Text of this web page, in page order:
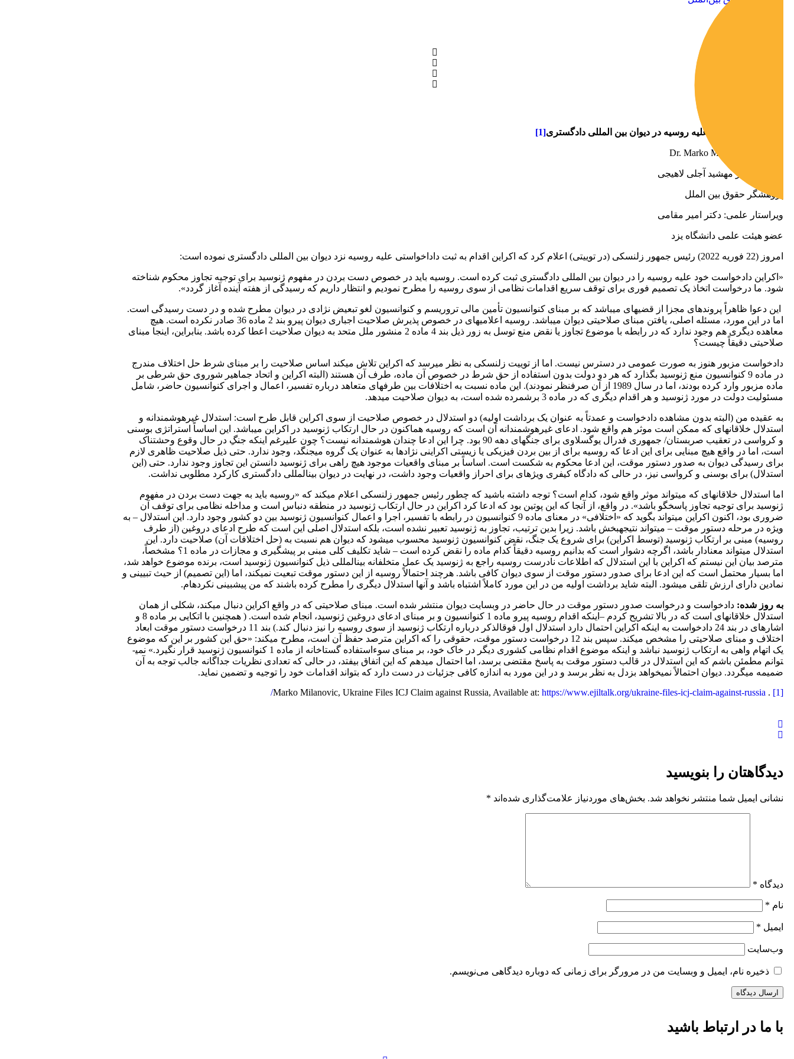
طرح دعوای اکراین علیه روسیه در دیوان بین ­المللی دادگستری[1]
مترجم: دکتر مهشید آجلی لاهیجی
پژوهشگر حقوق بین ­الملل
ویراستار علمی: دکتر امیر مقامی
عضو هیئت علمی دانشگاه یزد
امروز (22 فوریه 2022) رئیس جمهور زلنسکی (در توییتی) اعلام کرد که اکراین اقدام به ثبت داداخواستی علیه روسیه نزد دیوان بین ­المللی دادگستری نموده است:
«اکراین دادخواست خود علیه روسیه را در دیوان بین ­المللی دادگستری ثبت کرده است. روسیه باید در خصوص دست بردن در مفهوم ژنوسید برای توجیه تجاوز محکوم شناخته
شود. ما درخواست اتخاذ یک تصمیم فوری برای توقف سریع اقدامات نظامی از سوی روسیه را مطرح نمودیم و انتظار داریم که رسیدگی از هفته آینده آغاز گردد».
این دعوا ظاهراً پرونده­ای مجزا از قضیه­ای می­باشد که بر مبنای کنوانسیون­ تأمین مالی تروریسم و کنوانسیون لغو تبعیض نژادی در دیوان مطرح شده و در دست رسیدگی است.
اما در این مورد، مسئله اصلی، یافتن مبنای صلاحیتی دیوان می­باشد. روسیه اعلامیه­ای در خصوص پذیرش صلاحیت اجباری دیوان پیرو بند 2 ماده 36 صادر نکرده است. هیچ
معاهده دیگری هم وجود ندارد که در رابطه با موضوع تجاوز یا نقض منع توسل به زور ذیل بند 4 ماده 2 منشور ملل متحد به دیوان صلاحیت اعطا کرده باشد. بنابراین، اینجا مبنای
صلاحیتی دقیقاً چیست؟
دادخواست مزبور هنوز به صورت عمومی در دسترس نیست. اما از توییت زلنسکی به نظر می­رسد که اکراین تلاش می­کند اساس صلاحیت را بر مبنای شرط حل اختلاف مندرج
در ماده 9 کنوانسیون منع ژنوسید بگذارد که هر دو دولت بدون استفاده از حق شرط در خصوص آن ماده، طرف آن هستند (البته اکراین و اتحاد جماهیر شوروی حق شرطی بر
ماده مزبور وارد کرده بودند، اما در سال 1989 از آن صرفنظر نمودند). این ماده نسبت به اختلافات بین طرف­های متعاهد درباره تفسیر، اعمال و اجرای کنوانسیون حاضر، شامل
مسئولیت دولت در مورد ژنوسید و هر اقدام دیگری که در ماده 3 برشمرده شده است، به دیوان صلاحیت می­دهد.
به عقیده من (البته بدون مشاهده دادخواست و عمدتاً به عنوان یک برداشت اولیه) دو استدلال در خصوص صلاحیت از سوی اکراین قابل طرح است: استدلال غیرهوشمندانه و
استدلال خلاقانه­ای که ممکن است موثر هم واقع شود. ادعای غیرهوشمندانه آن است که روسیه هم­اکنون در حال ارتکاب ژنوسید در اکراین می­باشد. این اساساً استراتژی بوسنی
و کرواسی در تعقیب صربستان/ جمهوری فدرال یوگسلاوی برای جنگ­های دهه 90 بود. چرا این ادعا چندان هوشمندانه نیست؟ چون علی­رغم اینکه جنگِ در حال وقوع وحشتناک
است، اما در واقع هیچ مبنایی برای این ادعا که روسیه برای از بین بردن فیزیکی یا زیستی اکراینی نژادها به عنوان یک گروه می­جنگد، وجود ندارد. حتی ذیل صلاحیت ظاهری لازم
برای رسیدگی دیوان به صدور دستور موقت، این ادعا محکوم به شکست است. اساساً بر مبنای واقعیات موجود هیچ راهی برای ژنوسید دانستن این تجاوز وجود ندارد. حتی (این
استدلال) برای بوسنی و کرواسی نیز، در حالی که دادگاه کیفری ویژه­ای برای احراز واقعیات وجود داشت، در نهایت در دیوان بین­المللی دادگستری کارکرد مطلوبی نداشت.
اما استدلال خلاقانه­ای که می­تواند موثر واقع شود، کدام است؟ توجه داشته باشید که چطور رئیس جمهور زلنسکی اعلام می­کند که «روسیه باید به جهت دست بردن در مفهوم
ژنوسید برای توجیه تجاوز پاسخگو باشد». در واقع، از آنجا که این پوتین بود که ادعا کرد اکراین در حال ارتکاب ژنوسید در منطقه دنباس است و مداخله نظامی برای توقف آن
ضروری بود، اکنون اکراین می­تواند بگوید که «اختلافی» در معنای ماده 9 کنوانسیون در رابطه با تفسیر، اجرا و اعمال کنوانسیون ژنوسید بین دو کشور وجود دارد. این استدلال – به
ویژه در مرحله دستور موقت – می­تواند نتیجه­بخش باشد. زیرا بدین ترتیب، تجاوز به ژنوسید تعبیر نشده است، بلکه استدلال اصلی این است که طرح ادعای دروغین (از طرف
روسیه) مبنی بر ارتکاب ژنوسید (توسط اکراین) برای شروع یک جنگ، نقض کنوانسیون ژنوسید محسوب می­شود که دیوان هم نسبت به (حل اختلافات آن) صلاحیت دارد. این
استدلال می­تواند معنادار باشد، اگرچه دشوار است که بدانیم روسیه دقیقاً کدام ماده را نقض کرده است – شاید تکلیف کلی مبنی بر پیشگیری و مجازات در ماده 1؟ مشخصاً،
مترصد بیان این نیستم که اکراین با این استدلال که اطلاعات نادرست روسیه راجع به ژنوسید یک عمل متخلفانه بین­المللی ذیل کنوانسیون ژنوسید است، برنده موضوع خواهد شد،
اما بسیار محتمل است که این ادعا برای صدور دستور موقت از سوی دیوان کافی باشد. هرچند احتمالاً روسیه از این دستور موقت تبعیت نمی­کند، اما (این تصمیم) از حیث تبیینی و
نمادین دارای ارزش تلقی می­شود. البته شاید برداشت اولیه من در این مورد کاملاً اشتباه باشد و آنها استدلال دیگری را مطرح کرده باشند که من پیش­بینی نکرده­ام.
به روز شده: دادخواست و درخواست صدور دستور موقت در حال حاضر در وبسایت دیوان منتشر شده است. مبنای صلاحیتی که در واقع اکراین دنبال می­کند، شکلی از همان
استدلال خلاقانه­ای است که در بالا تشریح کردم –اینکه اقدام روسیه پیرو ماده 1 کنوانسیون و بر مبنای ادعای دروغین ژنوسید، انجام شده است. ( همچنین با اتکایی بر ماده 8 و
اشاره­ای در بند 24 دادخواست به اینکه اکراین احتمال دارد استدلال اول فوق­الذکر درباره ارتکاب ژنوسید از سوی روسیه را نیز دنبال کند.) بند 11 درخواست دستور موقت ابعاد
اختلاف و مبنای صلاحیتی را مشخص می­کند. سپس بند 12 درخواست دستور موقت، حقوقی را که اکراین مترصد حفظ آن است، مطرح می­کند: «حق این کشور بر این که موضوع
یک اتهام واهی به ارتکاب ژنوسید نباشد و اینکه موضوع اقدام نظامی کشوری دیگر در خاک خود، بر مبنای سوءاستفاده گستاخانه از ماده 1 کنوانسیون ژنوسید قرار نگیرد.» نمی­
توانم مطمئن باشم که این استدلال در قالب دستور موقت به پاسخ مقتضی برسد، اما احتمال می­دهم که این اتفاق بیفتد، در حالی که تعدادی نظریات جداگانه جالب توجه به آن
ضمیمه می­گردد. دیوان احتمالاً نمی­خواهد بزدل به نظر برسد و در این مورد به اندازه کافی جزئیات در دست دارد که بتواند اقدامات خود را توجیه و تضمین نماید.
[1]
. Marko Milanovic, Ukraine Files ICJ Claim against Russia, Available at:
https://www.ejiltalk.org/ukraine-files-icj-claim-against-russia/
دیدگاهتان را بنویسید
نشانی ایمیل شما منتشر نخواهد شد. بخش‌های موردنیاز علامت‌گذاری شده‌اند *
دیدگاه *
نام *
ایمیل *
وب‌سایت
ذخیره نام، ایمیل و وبسایت من در مرورگر برای زمانی که دوباره دیدگاهی می‌نویسم.
با ما در ارتباط باشید